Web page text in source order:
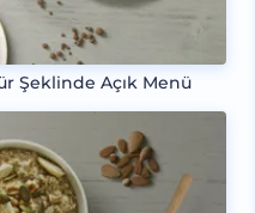
Şeklinde Açık Menü